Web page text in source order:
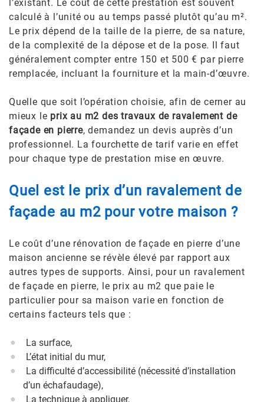
l’existant. Le coût de cette prestation est souvent
calculé à l’unité ou au temps passé plutôt qu’au m².
Le prix dépend de la taille de la pierre, de sa nature,
de la complexité de la dépose et de la pose. Il faut
généralement compter entre 150 et 500 € par pierre
remplacée, incluant la fourniture et la main-d’œuvre.
Quelle que soit l’opération choisie, afin de cerner au
mieux le prix au m2 des travaux de ravalement de
façade en pierre, demandez un devis auprès d’un
professionnel. La fourchette de tarif varie en effet
pour chaque type de prestation mise en œuvre.
Quel est le prix d’un ravalement de
façade au m2 pour votre maison ?
Le coût d’une rénovation de façade en pierre d’une
maison ancienne se révèle élevé par rapport aux
autres types de supports. Ainsi, pour un ravalement
de façade en pierre, le prix au m2 que paie le
particulier pour sa maison varie en fonction de
certains facteurs tels que :
La surface,
L’état initial du mur,
La difficulté d’accessibilité (nécessité d’installation
d’un échafaudage),
La technique à appliquer,